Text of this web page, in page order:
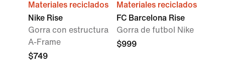
Materiales reciclados
Nike Rise
Gorra con estructura
A-Frame
$749
Materiales reciclados
FC Barcelona Rise
Gorra de futbol Nike
$999